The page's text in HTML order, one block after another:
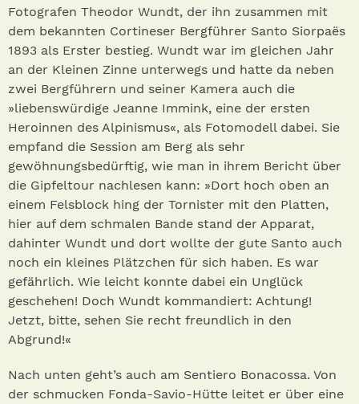
Fotografen Theodor Wundt, der ihn zusammen mit
dem bekannten Cortineser Bergführer Santo Siorpaës
1893 als Erster bestieg. Wundt war im gleichen Jahr
an der Kleinen Zinne unterwegs und hatte da neben
zwei Bergführern und seiner Kamera auch die
»liebenswürdige Jeanne Immink, eine der ersten
Heroinnen des Alpinismus«, als Fotomodell dabei. Sie
empfand die Session am Berg als sehr
gewöhnungsbedürftig, wie man in ihrem Bericht über
die Gipfeltour nachlesen kann: »Dort hoch oben an
einem Felsblock hing der Tornister mit den Platten,
hier auf dem schmalen Bande stand der Apparat,
dahinter Wundt und dort wollte der gute Santo auch
noch ein kleines Plätzchen für sich haben. Es war
gefährlich. Wie leicht konnte dabei ein Unglück
geschehen! Doch Wundt kommandiert: Achtung!
Jetzt, bitte, sehen Sie recht freundlich in den
Abgrund!«
Nach unten geht’s auch am Sentiero Bonacossa. Von
der schmucken Fonda-Savio-Hütte leitet er über eine